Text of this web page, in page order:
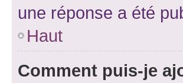
une réponse a été
Haut
Comment puis-je